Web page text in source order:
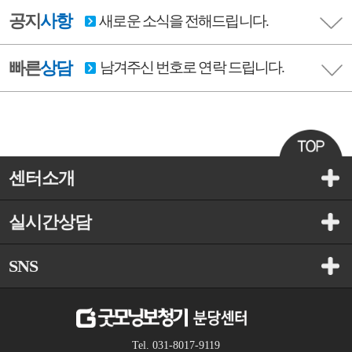
공지사항 새로운 소식을 전해드립니다.
빠른상담 남겨주신 번호로 연락 드립니다.
센터소개
실시간상담
SNS
Tel. 031-8017-9119